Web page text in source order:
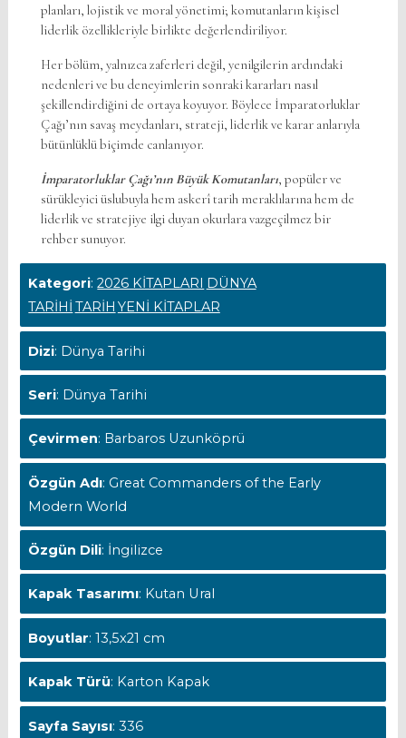
planları, lojistik ve moral yönetimi; komutanların kişisel
liderlik özellikleriyle birlikte değerlendiriliyor.
Her bölüm, yalnızca zaferleri değil, yenilgilerin ardındaki
nedenleri ve bu deneyimlerin sonraki kararları nasıl
şekillendirdiğini de ortaya koyuyor. Böylece İmparatorluklar
Çağı’nın savaş meydanları, strateji, liderlik ve karar anlarıyla
bütünlüklü biçimde canlanıyor.
İmparatorluklar Çağı’nın Büyük Komutanları, popüler ve
sürükleyici üslubuyla hem askerî tarih meraklılarına hem de
liderlik ve stratejiye ilgi duyan okurlara vazgeçilmez bir
rehber sunuyor.
Kategori:2026 KİTAPLARI DÜNYA
TARİHİ TARİH YENİ KİTAPLAR
Dizi: Dünya Tarihi
Seri: Dünya Tarihi
Çevirmen: Barbaros Uzunköprü
Özgün Adı: Great Commanders of the Early
Modern World
Özgün Dili: İngilizce
Kapak Tasarımı: Kutan Ural
Boyutlar: 13,5x21 cm
Kapak Türü: Karton Kapak
Sayfa Sayısı: 336